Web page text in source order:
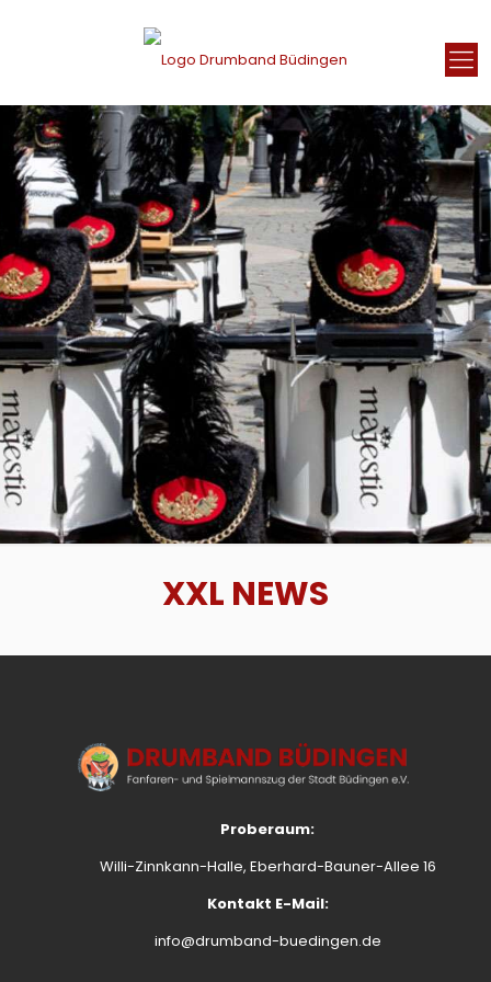
XXL NEWS
Proberaum:
Willi-Zinnkann-Halle, Eberhard-Bauner-Allee 16
Kontakt E-Mail:
info@drumband-buedingen.de